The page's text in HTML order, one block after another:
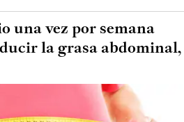
una vez por semana
la grasa abdominal,